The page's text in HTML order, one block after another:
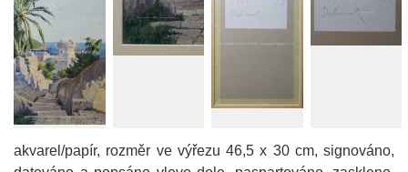
akvarel/papír, rozměr ve výřezu 46,5 x 30 cm, signováno,